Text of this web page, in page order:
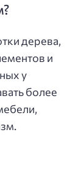
дерева,
и
у
более